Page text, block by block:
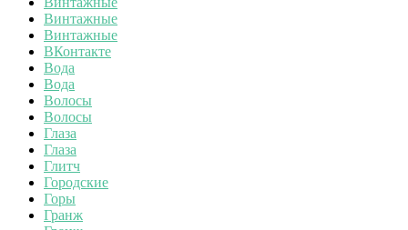
Винтажные
Винтажные
ВКонтакте
Вода
Вода
Волосы
Волосы
Глаза
Глаза
Глитч
Городские
Горы
Гранж